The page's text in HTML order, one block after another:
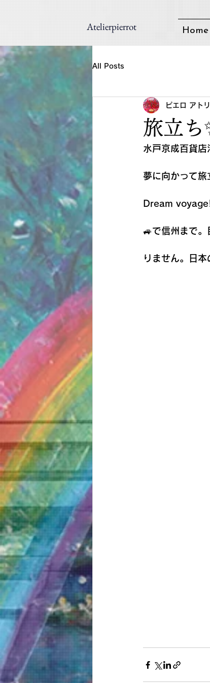
Atelierpierrot Home
All Posts
旅立ち
ピエロ アト
水戸京成百貨
夢に向かって
Dream
🚙で信州まで。
りません。日本